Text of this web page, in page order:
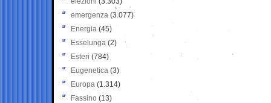
emergenza (3.077)
Energia (45)
Esselunga (2)
Esteri (784)
Eugenetica (3)
Europa (1.314)
Fassino (13)